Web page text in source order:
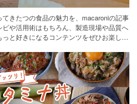
きたつの食品の魅力を、macaroniの記事
や活用術はもちろん、製造現場や品質へ
と好きになるコンテンツをぜひお楽しみ